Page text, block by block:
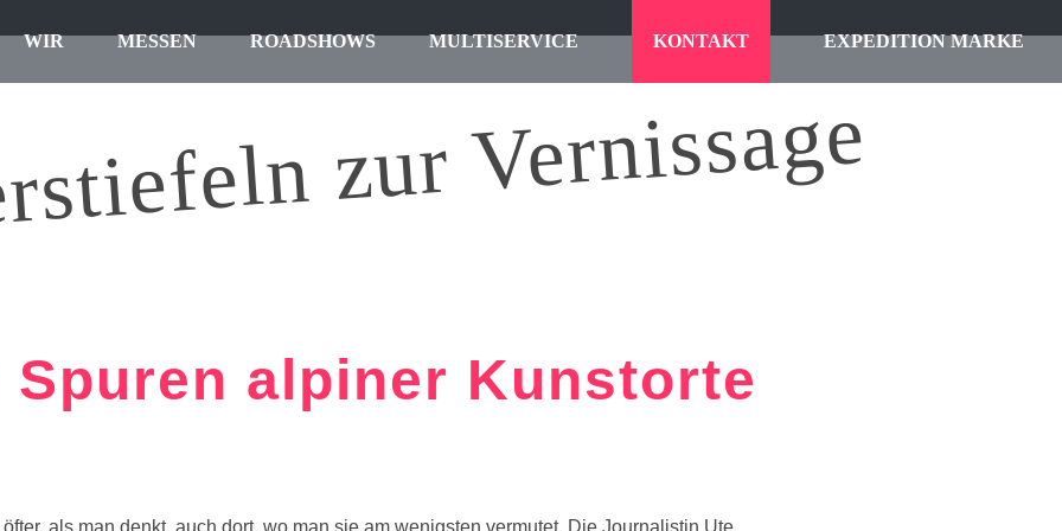
WIR MESSEN ROADSHOWS MULTISERVICE KONTAKT EXPEDITION MARKE
zur Vernissage
Spuren alpiner Kunstorte
als man denkt, auch dort, wo man sie am wenigsten vermutet. Die Journalistin Ute